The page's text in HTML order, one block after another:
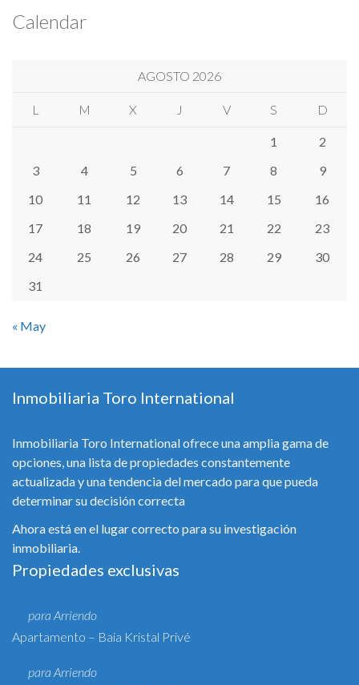
Calendar
AGOSTO 2026
L M X J V S D
1
2
3
4 5 6 7 8
9
10
11 12 13 14 15
16
17
18 19 20 21 22
23
24
25 26 27 28 29
30
31
« May
Inmobiliaria Toro International
Inmobiliaria Toro International ofrece una amplia gama de
opciones, una lista de propiedades constantemente
actualizada y una tendencia del mercado para que pueda
determinar su decisión correcta
Ahora está en el lugar correcto para su investigación
inmobiliaria.
Propiedades exclusivas
para Arriendo
Apartamento – Baia Kristal Privé
para Arriendo